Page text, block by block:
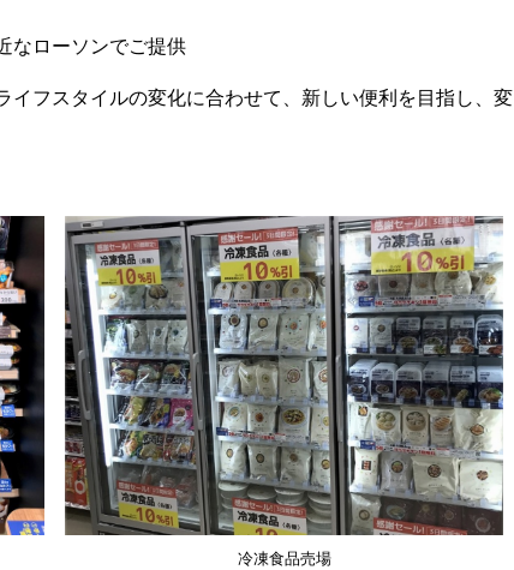
なローソンでご提供
イフスタイルの変化に合わせて、新しい便利を目指し、変
冷凍食品売場